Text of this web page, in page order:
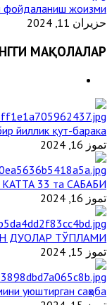
жоизми ?
حزيران 11, 2024
МАҚОЛАЛАР
йиллик қут-барака
تموز 16, 2024
33 та САБАБИ
تموز 16, 2024
ДУОЛАР ТЎПЛАМИ
تموز 15, 2024
уюштирган саҳоба